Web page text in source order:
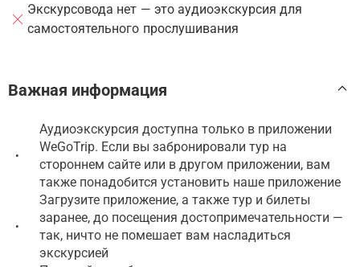
Экскурсовода нет — это аудиоэкскурсия для
самостоятельного прослушивания
Важная информация
•
Аудиоэкскурсия доступна только в приложении
WeGoTrip. Если вы забронировали тур на
стороннем сайте или в другом приложении, вам
также понадобится установить наше приложение
•
Загрузите приложение, а также тур и билеты
заранее, до посещения достопримечательности —
так, ничто не помешает вам насладиться
экскурсией